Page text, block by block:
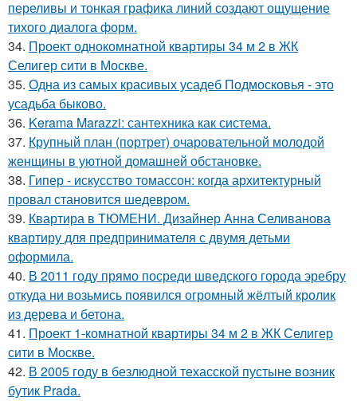
переливы и тонкая графика линий создают ощущение
тихого диалога форм.
34. Проект однокомнатной квартиры 34 м 2 в ЖК
Селигер сити в Москве.
35. Одна из самых красивых усадеб Подмосковья - это
усадьба быково.
36. Kerama Marazzi: сантехника как система.
37. Крупный план (портрет) очаровательной молодой
женщины в уютной домашней обстановке.
38. Гипер - искусство томассон: когда архитектурный
провал становится шедевром.
39. Квартира в ТЮМЕНИ. Дизайнер Анна Селиванова
квартиру для предпринимателя с двумя детьми
оформила.
40. В 2011 году прямо посреди шведского города эребру
откуда ни возьмись появился огромный жёлтый кролик
из дерева и бетона.
41. Проект 1-комнатной квартиры 34 м 2 в ЖК Селигер
сити в Москве.
42. В 2005 году в безлюдной техасской пустыне возник
бутик Prada.